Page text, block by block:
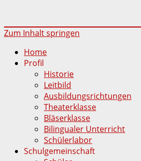
Zum Inhalt springen
Home
Profil
Historie
Leitbild
Ausbildungsrichtungen
Theaterklasse
Bläserklasse
Bilingualer Unterricht
Schülerlabor
Schulgemeinschaft